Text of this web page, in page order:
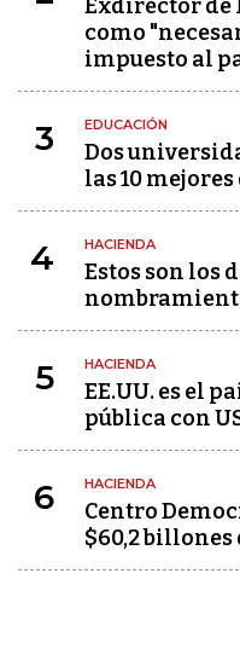
Exdirector de
como
impuesto al
3 EDUCACIÓN
Dos
las 10
4 HACIENDA
Estos son los
5 HACIENDA
EE.UU. es el
pública con
6 HACIENDA
Centro
$60,2 billones